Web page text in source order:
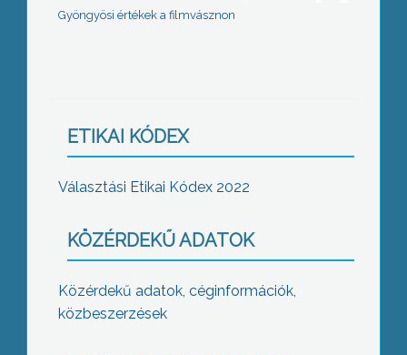
Gyöngyösi értékek a filmvásznon
ETIKAI KÓDEX
Választási Etikai Kódex 2022
KÖZÉRDEKŰ ADATOK
Közérdekű adatok, céginformációk,
közbeszerzések